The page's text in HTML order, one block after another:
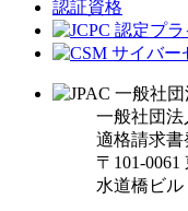
一般社団
適格請求書
〒101-
水道橋ビル